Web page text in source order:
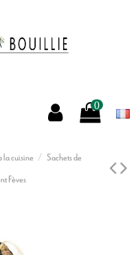
0
la cuisine
Sachets de
Fèves